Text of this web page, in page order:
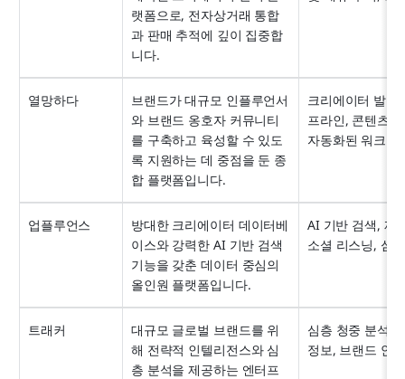
랫폼으로, 전자상거래 통합
과 판매 추적에 깊이 집중합
니다.
열망하다
브랜드가 대규모 인플루언서
와 브랜드 옹호자 커뮤니티
를 구축하고 육성할 수 있도
록 지원하는 데 중점을 둔 종
합 플랫폼입니다.
크리에이터 발굴
프라인, 콘텐츠
자동화된 워크플
업플루언스
방대한 크리에이터 데이터베
이스와 강력한 AI 기반 검색
기능을 갖춘 데이터 중심의
올인원 플랫폼입니다.
AI 기반 검색, 제
소셜 리스닝, 심
트래커
대규모 글로벌 브랜드를 위
해 전략적 인텔리전스와 심
층 분석을 제공하는 엔터프
심층 청중 분석,
정보, 브랜드 안